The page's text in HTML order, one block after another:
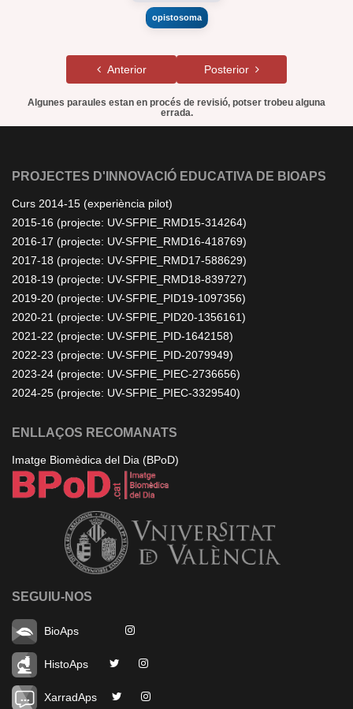
opistosoma
Anterior Posterior
Algunes paraules estan en procés de revisió, potser trobeu alguna
errada.
PROJECTES D'INNOVACIÓ EDUCATIVA DE BIOAPS
Curs 2014-15 (experiència pilot)
2015-16 (projecte: UV-SFPIE_RMD15-314264)
2016-17 (projecte: UV-SFPIE_RMD16-418769)
2017-18 (projecte: UV-SFPIE_RMD17-588629)
2018-19 (projecte: UV-SFPIE_RMD18-839727)
2019-20 (projecte: UV-SFPIE_PID19-1097356)
2020-21 (projecte: UV-SFPIE_PID20-1356161)
2021-22 (projecte: UV-SFPIE_PID-1642158)
2022-23 (projecte: UV-SFPIE_PID-2079949)
2023-24 (projecte: UV-SFPIE_PIEC-2736656)
2024-25 (projecte: UV-SFPIE_PIEC-3329540)
ENLLAÇOS RECOMANATS
Imatge Biomèdica del Dia (BPoD)
SEGUIU-NOS
BioAps
HistoAps
XarradAps